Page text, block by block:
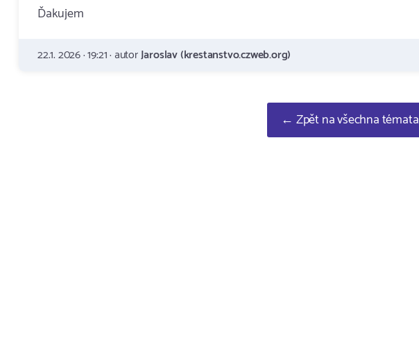
Ďakujem
22.1. 2026 · 19:21 · autorJaroslav (krestanstvo.czweb.org)
← Zpět na všechna témata